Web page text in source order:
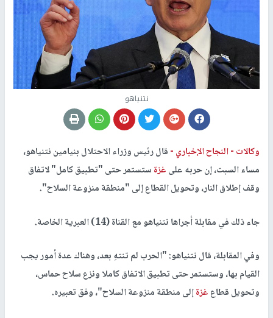
نتنياهو
وكالات -النجاح الإخباري -قال رئيس وزراء الاحتلال بنيامين نتنياهو،
مساء السبت، إن حربه علىغزةستستمر حتى "تطبيق كامل" لاتفاق
وقف إطلاق النار، وتحويل القطاع إلى "منطقة منزوعة السلاح".
جاء ذلك في مقابلة أجراها نتنياهو مع القناة (14) العبرية الخاصة.
وفي المقابلة، قال نتنياهو: "الحرب لم تنتهِ بعد، وهناك عدة أمور يجب
القيام بها، وستستمر حتى تطبيق الاتفاق كاملا ونزع سلاح حماس،
وتحويل قطاعغزةإلى منطقة منزوعة السلاح"، وفق تعبيره.